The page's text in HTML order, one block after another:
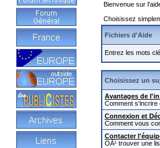
Bienvenue sur
Choisissez
Fichiers d'Aide
Entrez les mots
Choisissez un
Avantages de
Comment s'incrire
Connexion et
Comment vous
Contacter
OÃ¹ trouver une